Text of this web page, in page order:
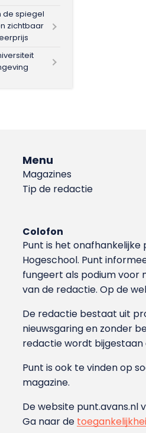
de spiegel
zichtbaar
Menu
Magazines
Tip de redactie
Colofon
Punt is het
Hoge­school. Punt
fungeert als podium voor
van de redactie. Op de
De redactie bestaat uit
nieuwsgaring en zonder
redactie wordt bijgestaan
Punt is ook te vinden op
magazine.
De website punt.avans.nl
Ga naar de